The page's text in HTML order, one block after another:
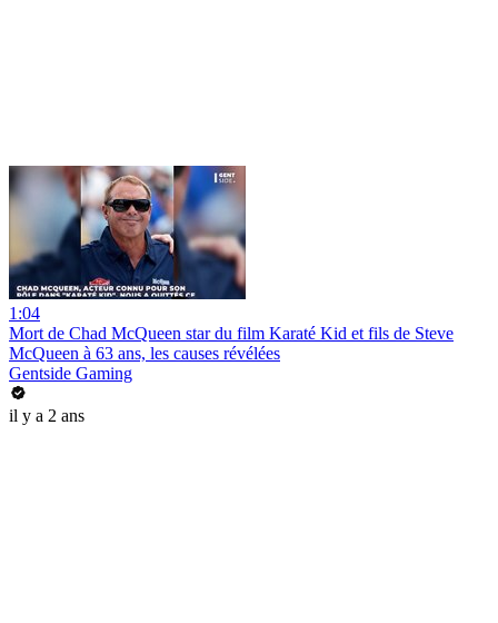
1:04
Mort de Chad McQueen star du film Karaté Kid et fils de Steve
McQueen à 63 ans, les causes révélées
Gentside Gaming
il y a 2 ans